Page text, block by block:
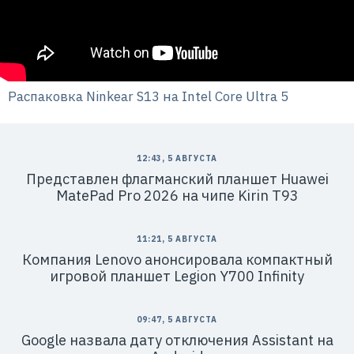
12:43, 5 АВГУСТА
Представлен флагманский планшет Huawei
MatePad Pro 2026 на чипе Kirin T93
11:21, 5 АВГУСТА
Компания Lenovo анонсировала компактный
игровой планшет Legion Y700 Infinity
09:47, 5 АВГУСТА
Google назвала дату отключения Assistant на
Распаковка Ninkear S13 на Intel Core Ultra 5
8
0
4